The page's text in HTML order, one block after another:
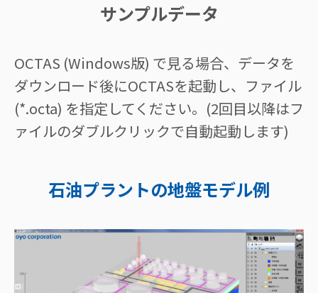
サンプルデータ
OCTAS (Windows版) で見る場合、データを
ダウンロード後にOCTASを起動し、ファイル
(*.octa) を指定してください。(2回目以降はフ
ァイルのダブルクリックで自動起動します)
石油プラントの地盤モデル例